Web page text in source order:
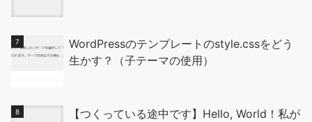
WordPressのテンプレートのstyle.cssをどう
生かす？（子テーマの使用）
【つくっている途中です】Hello, World！私が